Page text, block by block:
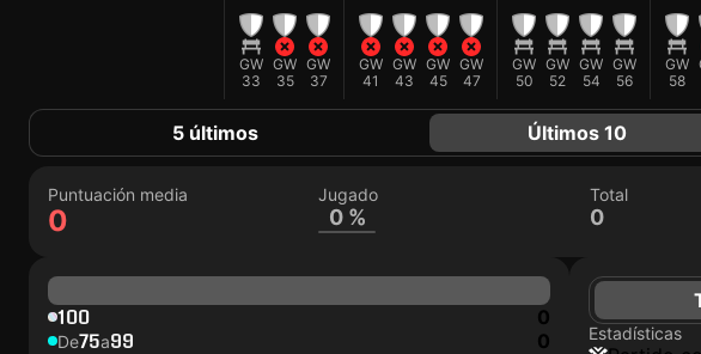
GW
33
GW
35
GW
37
GW
41
GW
43
GW
45
GW
47
GW
50
GW
52
GW
54
GW
56
GW
58
5 últimos Últimos 10
Puntuación media
0
Jugado
0 %
Total
0
100 0
De75a99 0 Estadísticas